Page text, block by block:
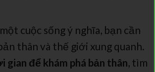
cuộc sống ý nghĩa, bạn cần
thân và thế giới xung quanh.
gian để khám phá bản thân, tìm